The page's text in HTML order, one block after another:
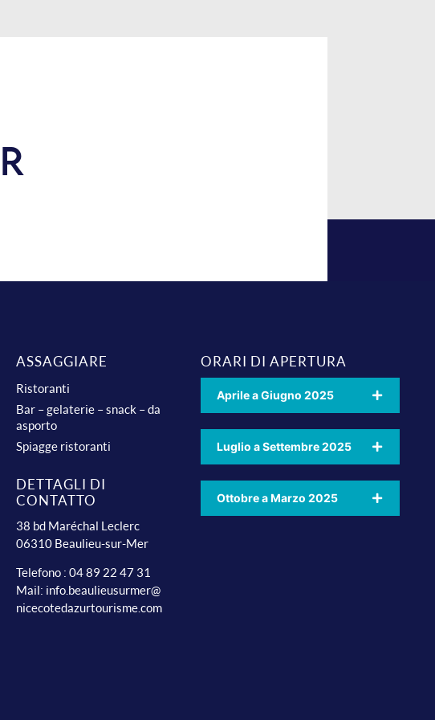
ASSAGGIARE
Ristoranti
Bar – gelaterie – snack – da
asporto
Spiagge ristoranti
DETTAGLI DI
CONTATTO
38 bd Maréchal Leclerc
06310 Beaulieu-sur-Mer
Telefono : 04 89 22 47 31
Mail: info.beaulieusurmer@
nicecotedazurtourisme.com
ORARI DI APERTURA
Aprile a Giugno 2025
Luglio a Settembre 2025
Ottobre a Marzo 2025